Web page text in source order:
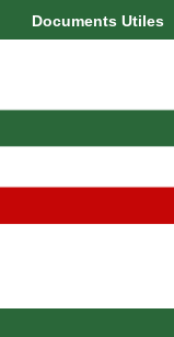
Documents Utiles